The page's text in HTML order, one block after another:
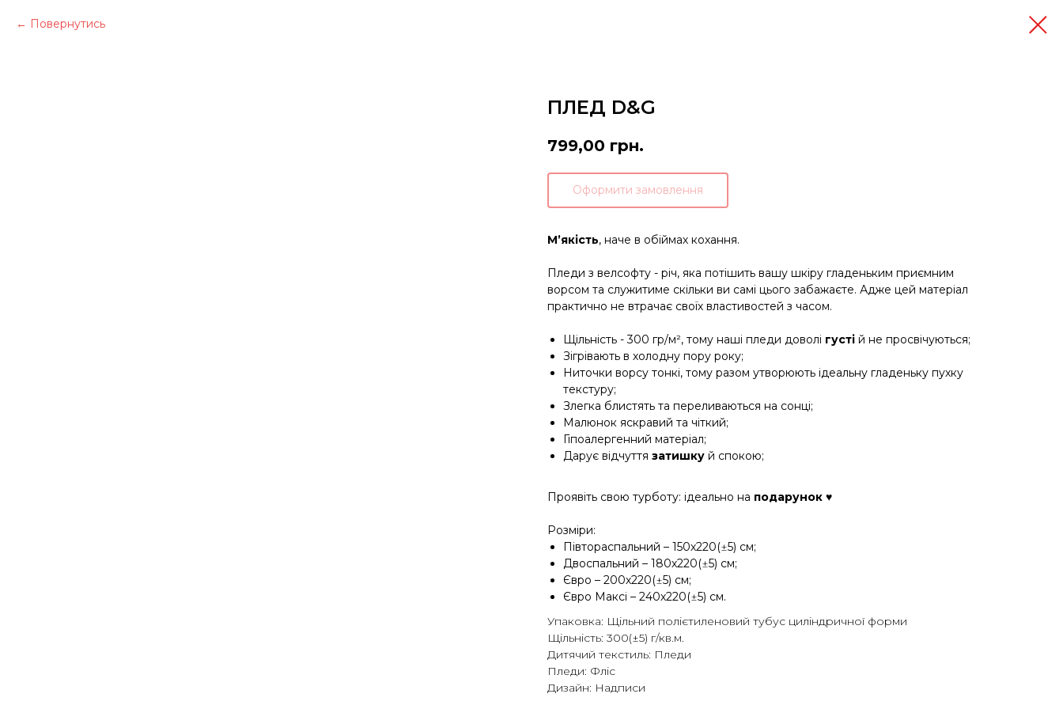
Повернутись
ПЛЕД D&G
799,00 грн.
Оформити замовлення
М’якість, наче в обіймах кохання.
Пледи з велсофту - річ, яка потішить вашу шкіру гладеньким приємним
ворсом та служитиме скільки ви самі цього забажаєте. Адже цей матеріал
практично не втрачає своїх властивостей з часом.
Щільність - 300 гр/м², тому наші пледи доволі густі й не просвічуються;
Зігрівають в холодну пору року;
Ниточки ворсу тонкі, тому разом утворюють ідеальну гладеньку пухку
текстуру;
Злегка блистять та переливаються на сонці;
Малюнок яскравий та чіткий;
Гіпоалергенний матеріал;
Дарує відчуття затишку й спокою;
Проявіть свою турботу: ідеально на подарунок ♥
Розміри:
Півтораспальний – 150х220(±5) см;
Двоспальний – 180х220(±5) см;
Євро – 200х220(±5) см;
Євро Максі – 240х220(±5) см.
Упаковка: Щільний полієтиленовий тубус циліндричної форми
Щільність: 300(±5) г/кв.м.
Дитячий текстиль: Пледи
Пледи: Фліс
Дизайн: Надписи